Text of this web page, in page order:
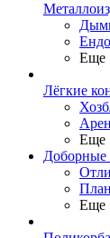
Еще
Лёгкие
Еще
Доборные
Еще